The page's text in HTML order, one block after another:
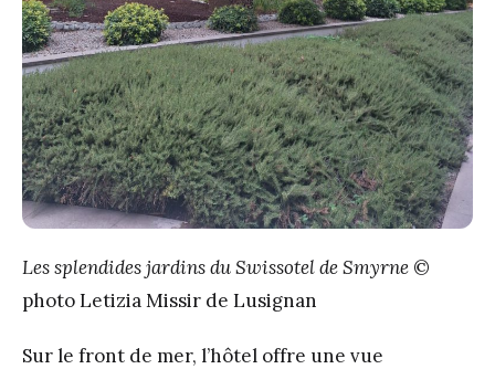
Les splendides jardins du Swissotel de Smyrne ©
photo Letizia Missir de Lusignan
Sur le front de mer, l’hôtel offre une vue